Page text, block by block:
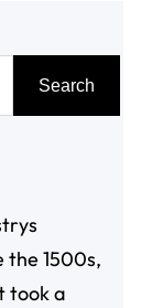
Search
the 1500s,
took a